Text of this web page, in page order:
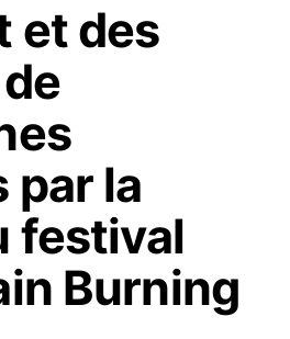
et des
par la
festival
Burning